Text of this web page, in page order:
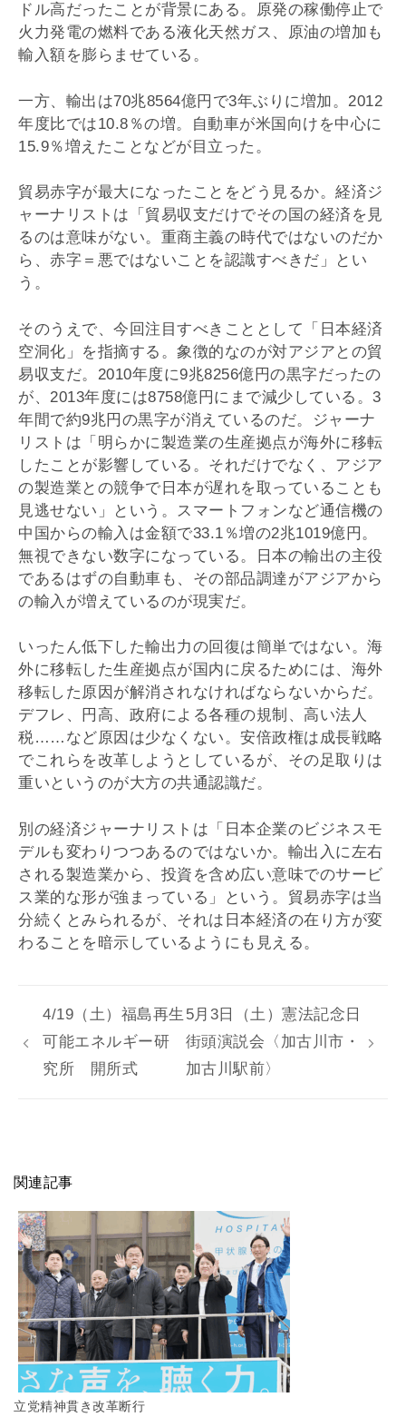
ドル高だったことが背景にある。原発の稼働停止で
火力発電の燃料である液化天然ガス、原油の増加も
輸入額を膨らませている。
一方、輸出は70兆8564億円で3年ぶりに増加。2012
年度比では10.8％の増。自動車が米国向けを中心に
15.9％増えたことなどが目立った。
貿易赤字が最大になったことをどう見るか。経済ジ
ャーナリストは「貿易収支だけでその国の経済を見
るのは意味がない。重商主義の時代ではないのだか
ら、赤字＝悪ではないことを認識すべきだ」とい
う。
そのうえで、今回注目すべきこととして「日本経済
空洞化」を指摘する。象徴的なのが対アジアとの貿
易収支だ。2010年度に9兆8256億円の黒字だったの
が、2013年度には8758億円にまで減少している。3
年間で約9兆円の黒字が消えているのだ。ジャーナ
リストは「明らかに製造業の生産拠点が海外に移転
したことが影響している。それだけでなく、アジア
の製造業との競争で日本が遅れを取っていることも
見逃せない」という。スマートフォンなど通信機の
中国からの輸入は金額で33.1％増の2兆1019億円。
無視できない数字になっている。日本の輸出の主役
であるはずの自動車も、その部品調達がアジアから
の輸入が増えているのが現実だ。
いったん低下した輸出力の回復は簡単ではない。海
外に移転した生産拠点が国内に戻るためには、海外
移転した原因が解消されなければならないからだ。
デフレ、円高、政府による各種の規制、高い法人
税……など原因は少なくない。安倍政権は成長戦略
でこれらを改革しようとしているが、その足取りは
重いというのが大方の共通認識だ。
別の経済ジャーナリストは「日本企業のビジネスモ
デルも変わりつつあるのではないか。輸出入に左右
される製造業から、投資を含め広い意味でのサービ
ス業的な形が強まっている」という。貿易赤字は当
分続くとみられるが、それは日本経済の在り方が変
わることを暗示しているようにも見える。
4/19（土）福島再生
可能エネルギー研
究所 開所式
5月3日（土）憲法記念日
街頭演説会〈加古川市・
加古川駅前〉
関連記事
立党精神貫き改革断行